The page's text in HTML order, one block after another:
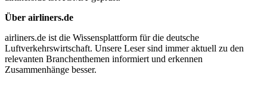
Über airliners.de
airliners.de ist die Wissensplattform für die deutsche
Luftverkehrswirtschaft. Unsere Leser sind immer aktuell zu den
relevanten Branchenthemen informiert und erkennen
Zusammenhänge besser.